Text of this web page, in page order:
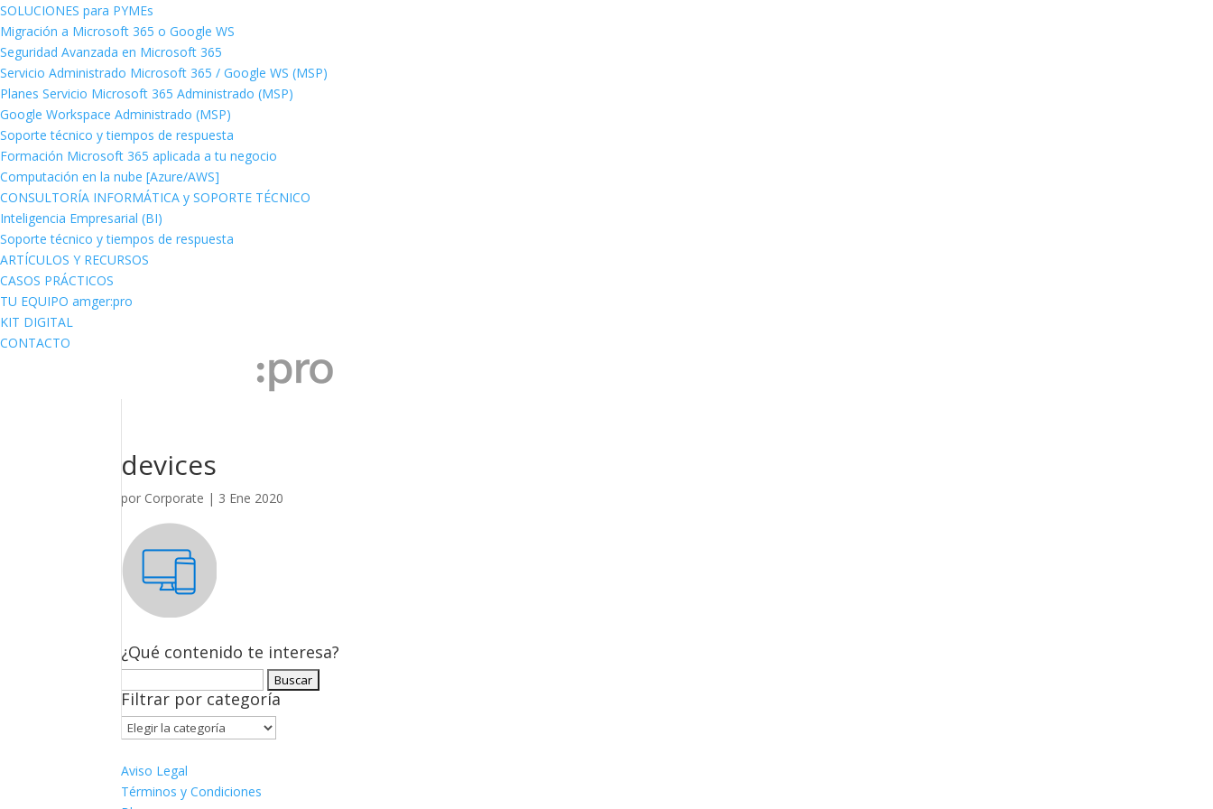
SOLUCIONES para PYMEs
Migración a Microsoft 365 o Google WS
Seguridad Avanzada en Microsoft 365
Servicio Administrado Microsoft 365 / Google WS (MSP)
Planes Servicio Microsoft 365 Administrado (MSP)
Google Workspace Administrado (MSP)
Soporte técnico y tiempos de respuesta
Formación Microsoft 365 aplicada a tu negocio
Computación en la nube [Azure/AWS]
CONSULTORÍA INFORMÁTICA y SOPORTE TÉCNICO
Inteligencia Empresarial (BI)
Soporte técnico y tiempos de respuesta
ARTÍCULOS Y RECURSOS
CASOS PRÁCTICOS
TU EQUIPO amger:pro
KIT DIGITAL
CONTACTO
devices
por Corporate | 3 Ene 2020
¿Qué contenido te interesa?
Filtrar por categoría
Filtrar
categoría
Aviso Legal
Términos y Condiciones